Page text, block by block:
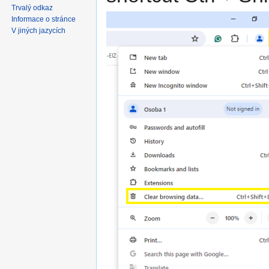
Trvalý odkaz
Informace o stránce
V jiných jazycích